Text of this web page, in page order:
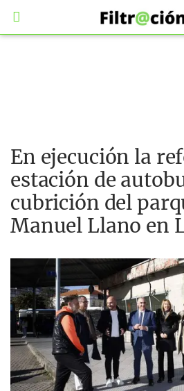
En ejecución la
estación de
cubrición del
Manuel Llano en